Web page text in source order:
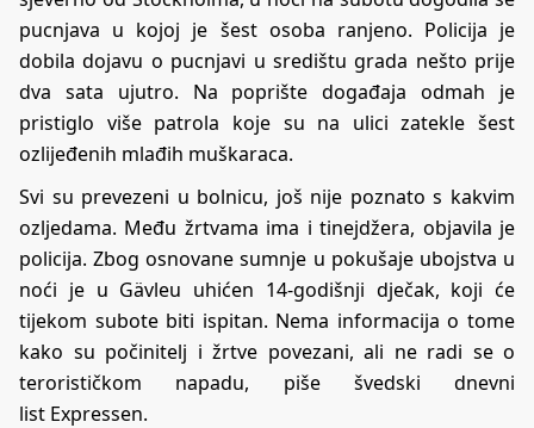
pucnjava u kojoj je šest osoba ranjeno. Policija je
dobila dojavu o pucnjavi u središtu grada nešto prije
dva sata ujutro. Na poprište događaja odmah je
pristiglo više patrola koje su na ulici zatekle šest
ozlijeđenih mlađih muškaraca.
Svi su prevezeni u bolnicu, još nije poznato s kakvim
ozljedama. Među žrtvama ima i tinejdžera, objavila je
policija. Zbog osnovane sumnje u pokušaje ubojstva u
noći je u Gävleu uhićen 14-godišnji dječak, koji će
tijekom subote biti ispitan. Nema informacija o tome
kako su počinitelj i žrtve povezani, ali ne radi se o
terorističkom napadu, piše švedski dnevni
list Expressen.